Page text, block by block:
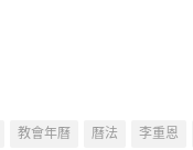
教會年曆 曆法 李重恩